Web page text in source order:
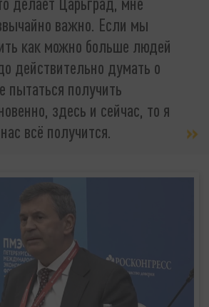
важно. Если мы
как можно больше людей
действительно думать о
пытаться получить
здесь и сейчас, то я
всё получится.